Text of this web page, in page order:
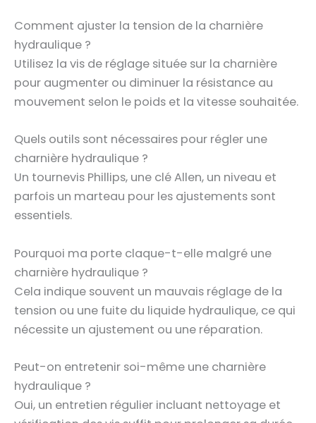
Comment ajuster la tension de la charnière
hydraulique ?
Utilisez la vis de réglage située sur la charnière
pour augmenter ou diminuer la résistance au
mouvement selon le poids et la vitesse souhaitée.
Quels outils sont nécessaires pour régler une
charnière hydraulique ?
Un tournevis Phillips, une clé Allen, un niveau et
parfois un marteau pour les ajustements sont
essentiels.
Pourquoi ma porte claque-t-elle malgré une
charnière hydraulique ?
Cela indique souvent un mauvais réglage de la
tension ou une fuite du liquide hydraulique, ce qui
nécessite un ajustement ou une réparation.
Peut-on entretenir soi-même une charnière
hydraulique ?
Oui, un entretien régulier incluant nettoyage et